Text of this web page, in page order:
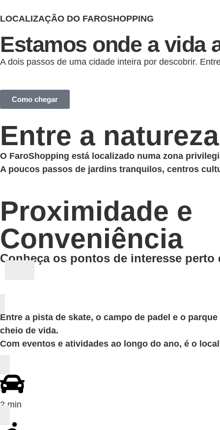
LOCALIZAÇÃO DO FAROSHOPPING
Estamos onde a vida
A dois passos de uma cidade inteira por descobrir.
Como chegar
Entre a
O FaroShopping está localizado numa zona
A poucos passos de jardins tranquilos, centros
Proximidade e
Conveniência
Conheça os pontos de interesse perto
Entre a pista de skate, o campo de padel e o
cheio de vida.
Com eventos e atividades ao longo do ano, é o
2 min